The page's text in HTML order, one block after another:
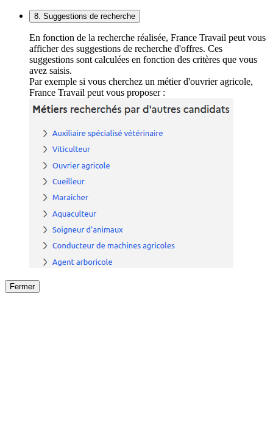
8. Suggestions de recherche
En fonction de la recherche réalisée, France Travail peut vous
afficher des suggestions de recherche d'offres. Ces
suggestions sont calculées en fonction des critères que vous
avez saisis.
Par exemple si vous cherchez un métier d'ouvrier agricole,
France Travail peut vous proposer :
Fermer